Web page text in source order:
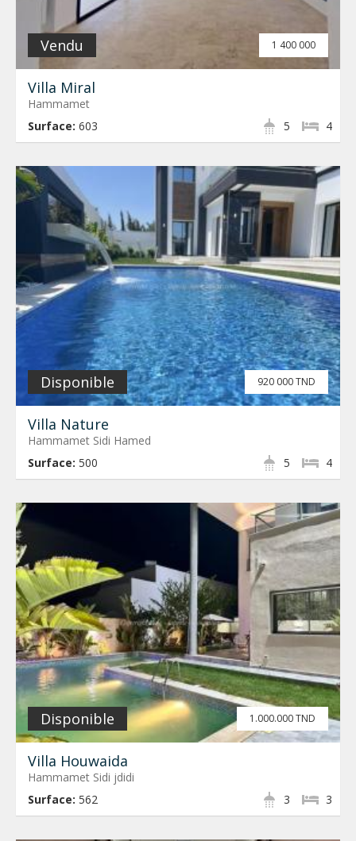
1 400 000
Vendu
Villa Miral
Hammamet
Surface: 603 4
5
920 000 TND
Disponible
Villa Nature
Hammamet Sidi Hamed
Surface: 500 4
5
1.000.000 TND
Disponible
Villa Houwaida
Hammamet Sidi jdidi
Surface: 562 3
3